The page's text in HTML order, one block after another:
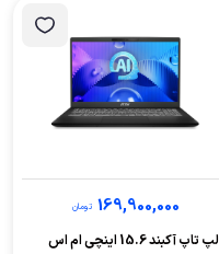
169,900,000 تومان
لپ تاپ آکبند 15.6 اینچی ام اس